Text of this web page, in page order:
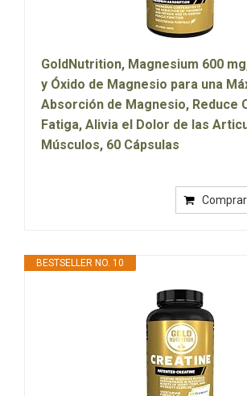
GoldNutrition, Magnesium 600
y Óxido de Magnesio para una
Absorción de Magnesio, Reduce
Fatiga, Alivia el Dolor de las
Músculos, 60 Cápsulas
BESTSELLER NO. 10